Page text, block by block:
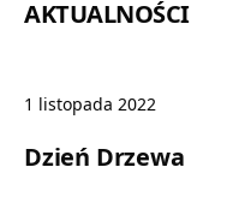
AKTUALNOŚCI
1 listopada 2022
Dzień Drzewa